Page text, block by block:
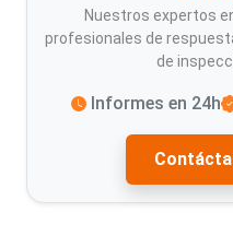
Nuestros expertos
profesionales de
de
Informes en 24h